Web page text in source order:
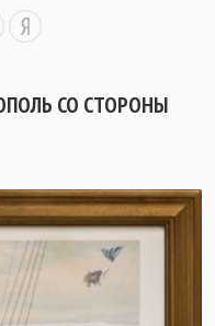
СО СТОРОНЫ